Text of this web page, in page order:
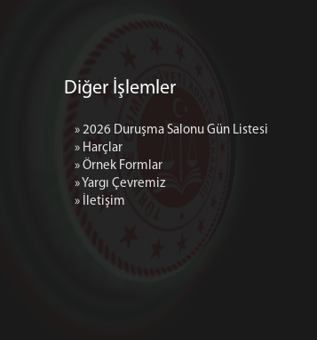
Diğer İşlemler
» 2026 Duruşma Salonu Gün Listesi
» Harçlar
» Örnek Formlar
» Yargı Çevremiz
» İletişim